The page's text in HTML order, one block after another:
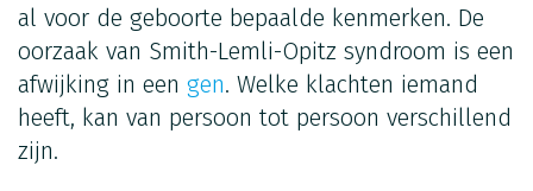
al voor de geboorte bepaalde kenmerken. De
oorzaak van Smith-Lemli-Opitz syndroom is een
afwijking in een gen. Welke klachten iemand
heeft, kan van persoon tot persoon verschillend
zijn.